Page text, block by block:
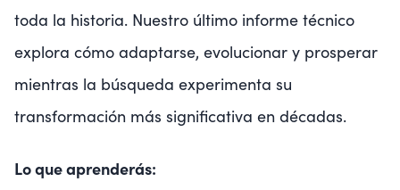
toda la historia. Nuestro último informe técnico
explora cómo adaptarse, evolucionar y prosperar
mientras la búsqueda experimenta su
transformación más significativa en décadas.
Lo que aprenderás: